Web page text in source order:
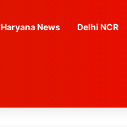
Haryana News Delhi NCR